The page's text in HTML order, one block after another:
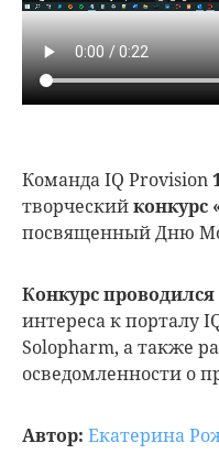
Команда IQ Provision
творческийконкурс
посвященный Дню
Конкурс
интереса к порталу
Solopharm, а также
осведомленности о
Автор: Екатерина